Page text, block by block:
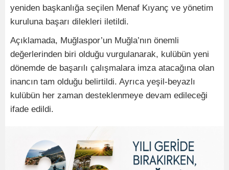
yeniden başkanlığa seçilen Menaf Kıyanç ve yönetim
kuruluna başarı dilekleri iletildi.
Açıklamada, Muğlaspor’un Muğla’nın önemli
değerlerinden biri olduğu vurgulanarak, kulübün yeni
dönemde de başarılı çalışmalara imza atacağına olan
inancın tam olduğu belirtildi. Ayrıca yeşil-beyazlı
kulübün her zaman desteklenmeye devam edileceği
ifade edildi.